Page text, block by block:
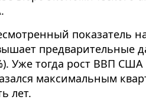
показатель
предварительные
Уже тогда рост ВВП
максимальным
лет.